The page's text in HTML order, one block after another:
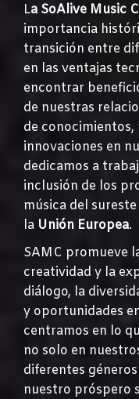
La SoAlive Music
importancia
transición entre
en las ventajas
encontrar
de nuestras
de
innovaciones en
dedicamos a
inclusión de los
música del sureste
la Unión Europea.
SAMC promueve
creatividad y la
diálogo, la
y oportunidades
centramos en lo
no solo en
diferentes
nuestro próspero